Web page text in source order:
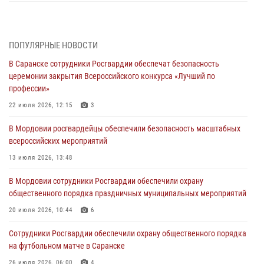
05 августа 2026, 09:04 4
Помощь из Мордовии защитникам Отечества: центр лицензионно-
разрешительной работы передал очередную партию вооружения в
зону СВО
04 августа 2026, 11:13
Сотрудники Росгвардии Мордовии стали призерами
республиканских соревнований по служебному шестиборью
04 августа 2026, 08:27
В Саранске росгвардейцы пресекли нарушение правопорядка:
«отдых» на лавочке закончился в отделе полиции
04 августа 2026, 07:06
В Саранске сотрудники Росгвардии задержали гражданина за
нанесение побоев
ПОПУЛЯРНЫЕ НОВОСТИ
В Саранске сотрудники Росгвардии обеспечат безопасность
церемонии закрытия Всероссийского конкурса «Лучший по
профессии»
22 июля 2026, 12:15 3
В Мордовии росгвардейцы обеспечили безопасность масштабных
всероссийских мероприятий
13 июля 2026, 13:48
В Мордовии сотрудники Росгвардии обеспечили охрану
общественного порядка праздничных муниципальных мероприятий
20 июля 2026, 10:44 6
Сотрудники Росгвардии обеспечили охрану общественного порядка
на футбольном матче в Саранске
26 июля 2026, 06:00 4